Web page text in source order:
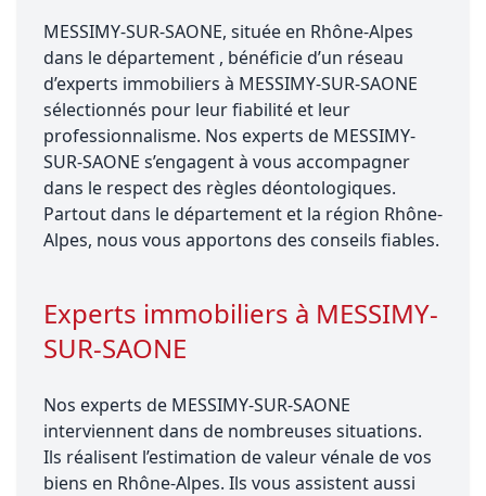
MESSIMY-SUR-SAONE, située en Rhône-Alpes
dans le département , bénéficie d’un réseau
d’experts immobiliers à MESSIMY-SUR-SAONE
sélectionnés pour leur fiabilité et leur
professionnalisme. Nos experts de MESSIMY-
SUR-SAONE s’engagent à vous accompagner
dans le respect des règles déontologiques.
Partout dans le département et la région Rhône-
Alpes, nous vous apportons des conseils fiables.
Experts immobiliers à MESSIMY-
SUR-SAONE
Nos experts de MESSIMY-SUR-SAONE
interviennent dans de nombreuses situations.
Ils réalisent l’estimation de valeur vénale de vos
biens en Rhône-Alpes. Ils vous assistent aussi